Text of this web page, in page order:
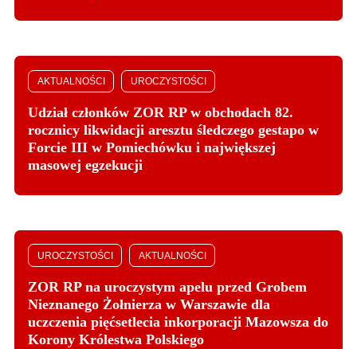
AKTUALNOŚCI UROCZYSTOŚCI
Udział członków ZOR RP w obchodach 82.
rocznicy likwidacji aresztu śledczego gestapo w
Forcie III w Pomiechówku i największej
masowej egzekucji
UROCZYSTOŚCI AKTUALNOŚCI
ZOR RP na uroczystym apelu przed Grobem
Nieznanego Żołnierza w Warszawie dla
uczczenia pięćsetlecia inkorporacji Mazowsza do
Korony Królestwa Polskiego